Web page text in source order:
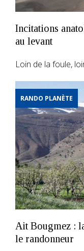
Incitations
au levant
Loin de la foule,
RANDO PLANÈTE
Ait Bougmez :
le randonneur